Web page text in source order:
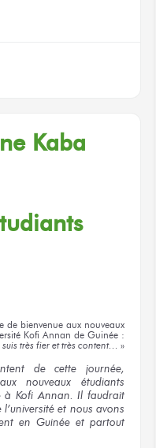
Kaba
de bienvenue aux nouveaux
Kofi Annan de Guinée :
suis très fier et très content… »
de cette journée,
aux nouveaux étudiants
à Kofi Annan. Il faudrait
l’université et nous avons
en Guinée et partout